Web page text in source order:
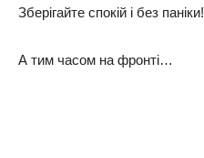
Зберігайте спокій і без паніки!
А тим часом на фронті…